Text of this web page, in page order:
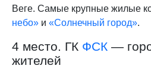
Веге. Самые крупные жилые
небо» и «Солнечный город».
4 место. ГК ФСК —
жителей